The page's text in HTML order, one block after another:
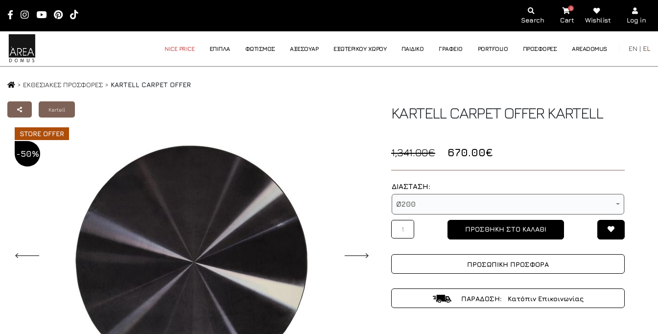
Search Cart
0
Wishlist Log in
NICE PRICE ΕΠΙΠΛΑ ΦΩΤΙΣΜΟΣ ΑΞΕΣΟΥΑΡ ΕΞΩΤΕΡΙΚΟΥ ΧΩΡΟΥ ΠΑΙΔΙΚΟ ΓΡΑΦΕΙΟ PORTFOLIO ΠΡΟΣΦΟΡΕΣ AREADOMUS EN | EL
> ΕΚΘΕΣΙΑΚΕΣ ΠΡΟΣΦΟΡΕΣ > KARTELL CARPET OFFER
Kartell
STORE OFFER
-50%
KARTELL CARPET OFFER KARTELL
1,341.00€ 670.00€
ΔΙΑΣΤΑΣΗ:
Ø200
1 ΠΡΟΣΘΗΚΗ ΣΤΟ ΚΑΛΑΘΙ
ΠΡΟΣΩΠΙΚΗ ΠΡΟΣΦΟΡΑ
ΠΑΡΑΔΟΣΗ: Κατόπιν Επικοινωνίας